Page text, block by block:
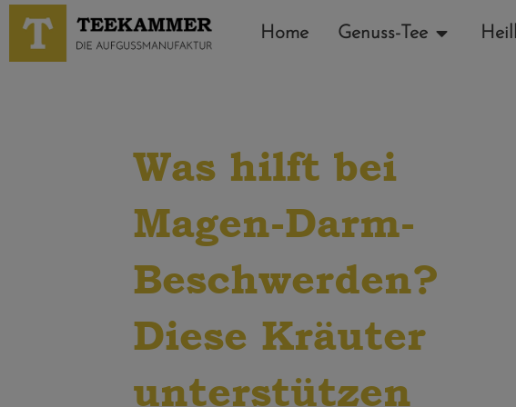
Home Genuss-Tee
Was hilft bei
Magen-Darm-
Beschwerden?
Diese Kräuter
unterstützen